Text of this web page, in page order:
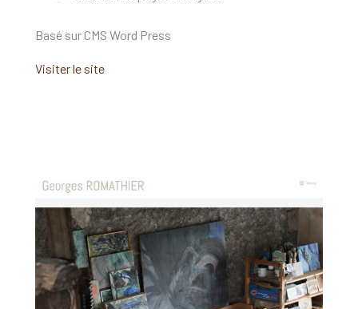
Basé sur CMS Word Press
Visiter le site